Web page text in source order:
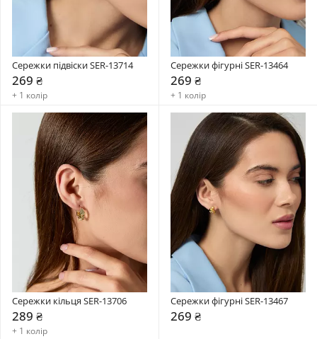
Сережки підвіски SER-13714
269 ₴
+ 1 колір
Сережки фігурні SER-13464
269 ₴
+ 1 колір
Сережки кільця SER-13706
289 ₴
+ 1 колір
Сережки фігурні SER-13467
269 ₴